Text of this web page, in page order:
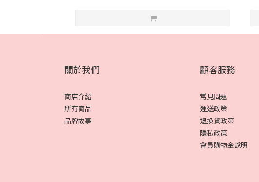
關於我們
商店介紹
所有商品
品牌故事
顧客服務
常見問題
運送政策
退換貨政策
隱私政策
會員購物金說明